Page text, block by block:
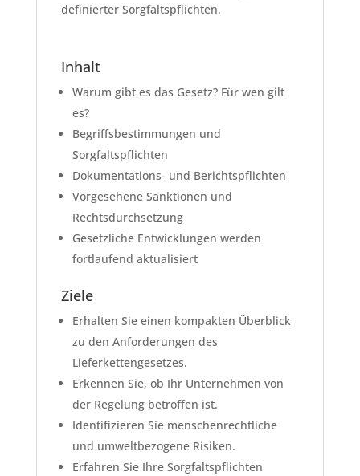
definierter Sorgfaltspflichten.
Inhalt
Warum gibt es das Gesetz? Für wen gilt
es?
Begriffsbestimmungen und
Sorgfaltspflichten
Dokumentations- und Berichtspflichten
Vorgesehene Sanktionen und
Rechtsdurchsetzung
Gesetzliche Entwicklungen werden
fortlaufend aktualisiert
Ziele
Erhalten Sie einen kompakten Überblick
zu den Anforderungen des
Lieferkettengesetzes.
Erkennen Sie, ob Ihr Unternehmen von
der Regelung betroffen ist.
Identifizieren Sie menschenrechtliche
und umweltbezogene Risiken.
Erfahren Sie Ihre Sorgfaltspflichten